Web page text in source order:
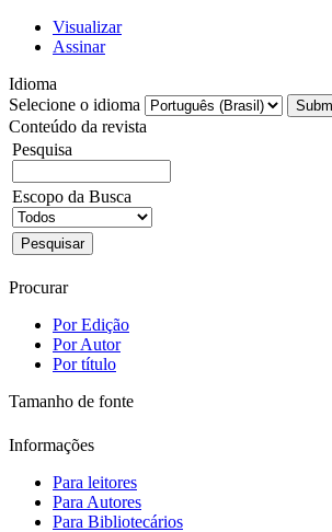
Visualizar
Assinar
Idioma
Selecione o idioma
Conteúdo da revista
Pesquisa
Escopo da Busca
Procurar
Por Edição
Por Autor
Por título
Tamanho de fonte
Informações
Para leitores
Para Autores
Para Bibliotecários